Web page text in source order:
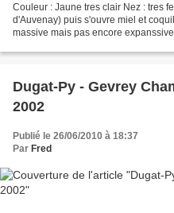
Couleur : Jaune tres clair Nez : tres
d'Auvenay) puis s'ouvre miel et
massive mais pas encore
Dugat-Py - Gevrey
2002
Publié le 26/06/2010 à 18:37
Par Fred